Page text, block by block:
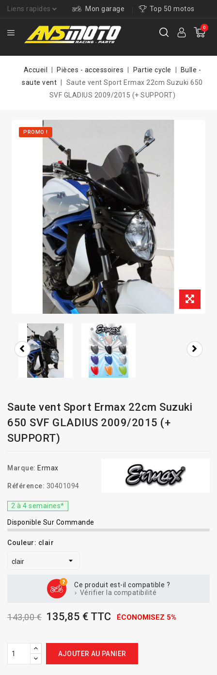
Liens rapides Mon garage Top 50 motos
0
Accueil Pièces - accessoires Partie cycle
Bulle -
saute vent
Saute vent Sport Ermax 22cm Suzuki 650
SVF GLADIUS 2009/2015 (+ SUPPORT)
PROMO !
Saute vent Sport Ermax 22cm Suzuki
650 SVF GLADIUS 2009/2015 (+
SUPPORT)
Marque: Ermax
Référence: 30401094
2 à 4 semaines*
Disponible Sur Commande
Couleur: clair
Ce produit est-il compatible ?
Vérifier la compatibilité
143,00 € 135,85 € TTC ÉCONOMISEZ 5%
AJOUTER AU PANIER